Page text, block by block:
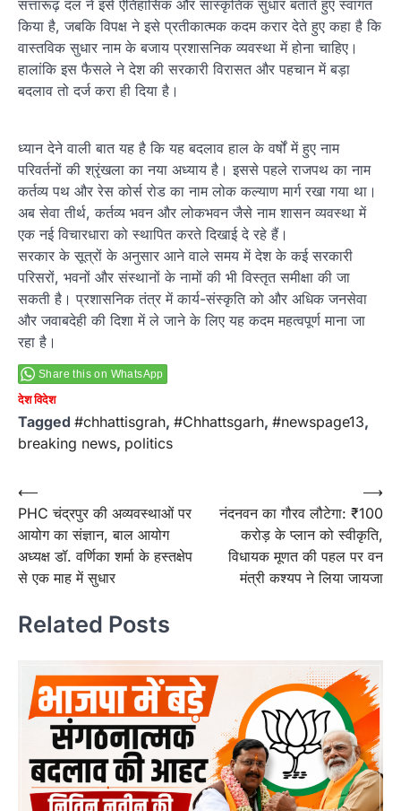
सत्तारूढ़ दल ने इसे ऐतिहासिक और सांस्कृतिक सुधार बताते हुए स्वागत
किया है, जबकि विपक्ष ने इसे प्रतीकात्मक कदम करार देते हुए कहा है कि
वास्तविक सुधार नाम के बजाय प्रशासनिक व्यवस्था में होना चाहिए।
हालांकि इस फैसले ने देश की सरकारी विरासत और पहचान में बड़ा
बदलाव तो दर्ज करा ही दिया है।
ध्यान देने वाली बात यह है कि यह बदलाव हाल के वर्षों में हुए नाम
परिवर्तनों की श्रृंखला का नया अध्याय है। इससे पहले राजपथ का नाम
कर्तव्य पथ और रेस कोर्स रोड का नाम लोक कल्याण मार्ग रखा गया था।
अब सेवा तीर्थ, कर्तव्य भवन और लोकभवन जैसे नाम शासन व्यवस्था में
एक नई विचारधारा को स्थापित करते दिखाई दे रहे हैं।
सरकार के सूत्रों के अनुसार आने वाले समय में देश के कई सरकारी
परिसरों, भवनों और संस्थानों के नामों की भी विस्तृत समीक्षा की जा
सकती है। प्रशासनिक तंत्र में कार्य-संस्कृति को और अधिक जनसेवा
और जवाबदेही की दिशा में ले जाने के लिए यह कदम महत्वपूर्ण माना जा
रहा है।
Share this on WhatsApp
देश विदेश
Tagged #chhattisgrah, #Chhattsgarh, #newspage13,
breaking news, politics
Post
navigation
⟵
PHC चंद्रपुर की अव्यवस्थाओं पर
आयोग का संज्ञान, बाल आयोग
अध्यक्ष डॉ. वर्णिका शर्मा के हस्तक्षेप
से एक माह में सुधार
नंदनवन का गौरव लौटेगा: ₹100
करोड़ के प्लान को स्वीकृति,
विधायक मूणत की पहल पर वन
मंत्री कश्यप ने लिया जायजा
⟶
Related Posts